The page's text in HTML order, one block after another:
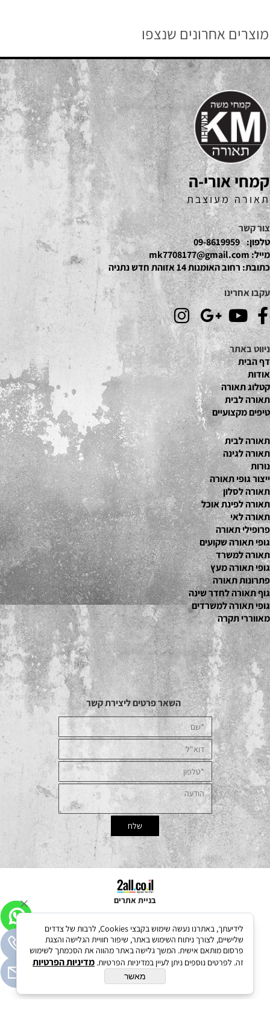
מוצרים אחרונים שנצפו
קמחי אורי-ה
תאורה מעוצבת
צור קשר
טלפון: 09-8619959
מייל:mk7708177@gmail.com
כתובת: רחוב האומנות 14 אזוהת חדש נתניה
עקבו אחרינו
ניווט באתר
דף הבית
אודות
קטלוג תאורה
תאורה לבית
טיפים מקצועיים
תאורה לבית
תאורה לגינה
נורות
ייצור גופי תאורה
תאורה לסלון
תאורה לפינת אוכל
תאורה לאי
פרופילי תאורה
גופי תאורה שקועים
תאורה למשרד
גופי תאורה מעץ
פתרונות תאורה
גוף תאורה לחדר שינה
גופי תאורה למשרדים
מאווררי תקרה
השאר פרטים ליצירת קשר
בניית אתרים
לידיעתך, באתרנו נעשה שימוש בקבצי Cookies, לרבות של צדדים
שלישיים, לצורך ניתוח השימוש באתר, שיפור חוויית הגלישה והצגת
פרסום מותאם אישית. המשך גלישה באתר מהווה את הסכמתך לשימוש
זה. לפרטים נוספים ניתן לעיין במדיניות הפרטיות. מדיניות הפרטיות
מאשר